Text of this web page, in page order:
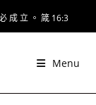
成 立 。 箴 16:3
Menu